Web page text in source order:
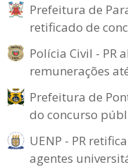
Prefeitura de
retificado de
Polícia Civil - PR
remunerações
Prefeitura de
do concurso
UENP - PR
agentes